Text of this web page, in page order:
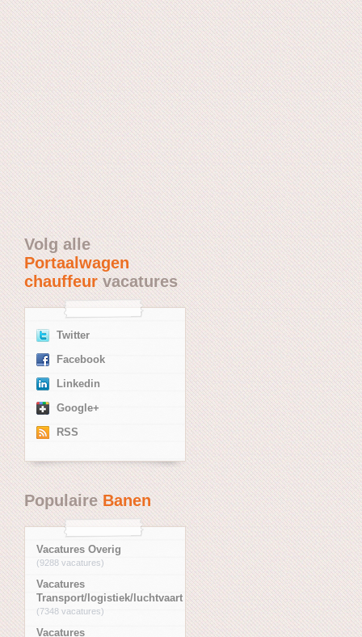
Volg alle
Portaalwagen
chauffeurvacatures
Twitter
Facebook
Linkedin
Google+
RSS
PopulaireBanen
Vacatures Overig
(9288 vacatures)
Vacatures
Transport/logistiek/luchtvaart
(7348 vacatures)
Vacatures